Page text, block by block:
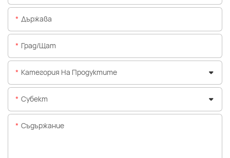
Държава
Град/щат
Категория На Продуктите
Субект
Съдържание